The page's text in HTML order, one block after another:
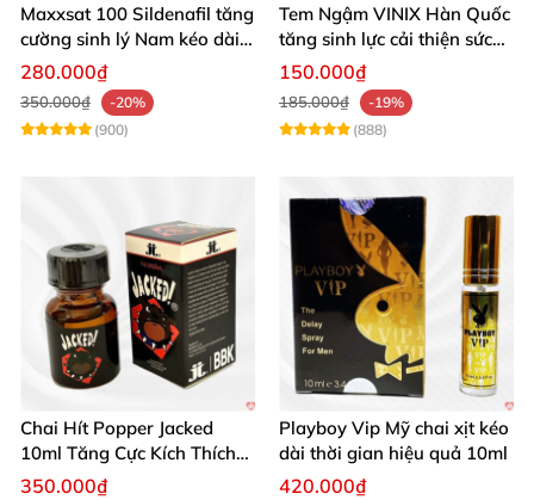
Maxxsat 100 Sildenafil tăng
cường sinh lý Nam kéo dài
hiệu quả
280.000₫
350.000₫
-20%
(900)
Tem Ngậm VINIX Hàn Quốc
tăng sinh lực cải thiện sức
khỏe phái mạnh
150.000₫
185.000₫
-19%
(888)
Chai Hít Popper Jacked
10ml Tăng Cực Kích Thích
Mạnh Mẽ
350.000₫
Playboy Vip Mỹ chai xịt kéo
dài thời gian hiệu quả 10ml
420.000₫